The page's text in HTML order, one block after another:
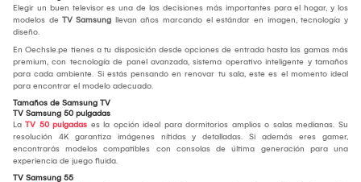
Elegir un buen televisor es una de las decisiones más importantes para el hogar, y los
modelos de TV Samsung llevan años marcando el estándar en imagen, tecnología y
diseño.
En Oechsle.pe tienes a tu disposición desde opciones de entrada hasta las gamas más
premium, con tecnología de panel avanzada, sistema operativo inteligente y tamaños
para cada ambiente. Si estás pensando en renovar tu sala, este es el momento ideal
para encontrar el modelo adecuado.
Tamaños de Samsung TV
TV Samsung 50 pulgadas
La TV 50 pulgadas es la opción ideal para dormitorios amplios o salas medianas. Su
resolución 4K garantiza imágenes nítidas y detalladas. Si además eres gamer,
encontrarás modelos compatibles con consolas de última generación para una
experiencia de juego fluida.
TV Samsung 55